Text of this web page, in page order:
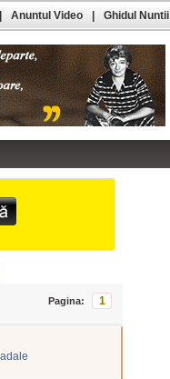
Pagina: 1
Anuntul Video Ghidul Nuntii